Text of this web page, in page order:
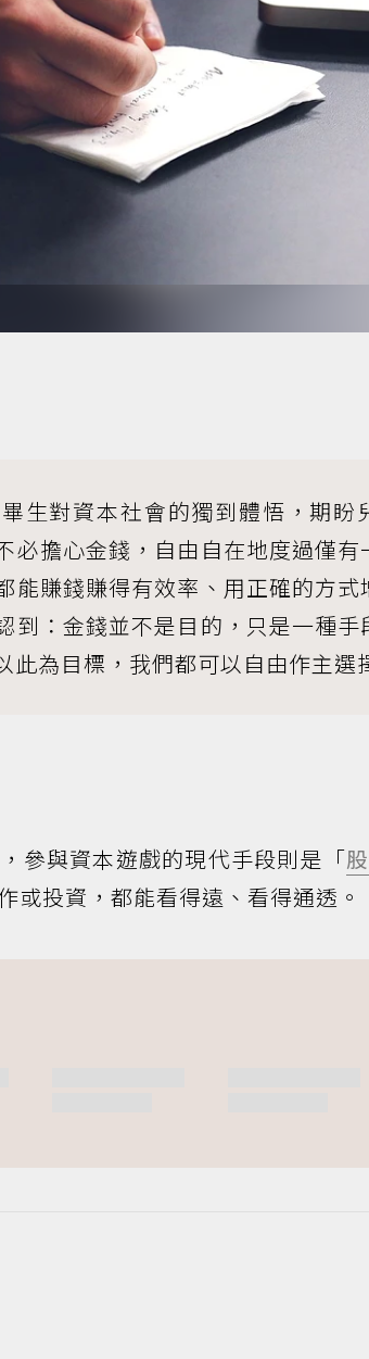
生對資本社會的獨到體悟，期盼
必擔心金錢，自由自在地度過僅有
能賺錢賺得有效率、用正確的方式
到：金錢並不是目的，只是一種手
為目標，我們都可以自由作主選
參與資本遊戲的現代手段則是「
或投資，都能看得遠、看得通透。